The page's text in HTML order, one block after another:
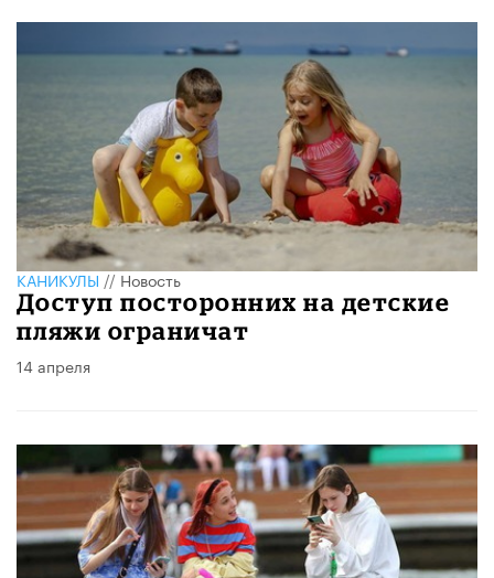
КАНИКУЛЫ//Новость
Доступ посторонних на детские
пляжи ограничат
14 апреля